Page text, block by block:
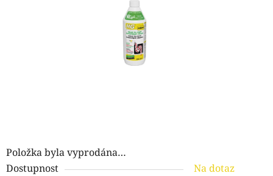
Položka byla vyprodána…
Dostupnost
Na dotaz